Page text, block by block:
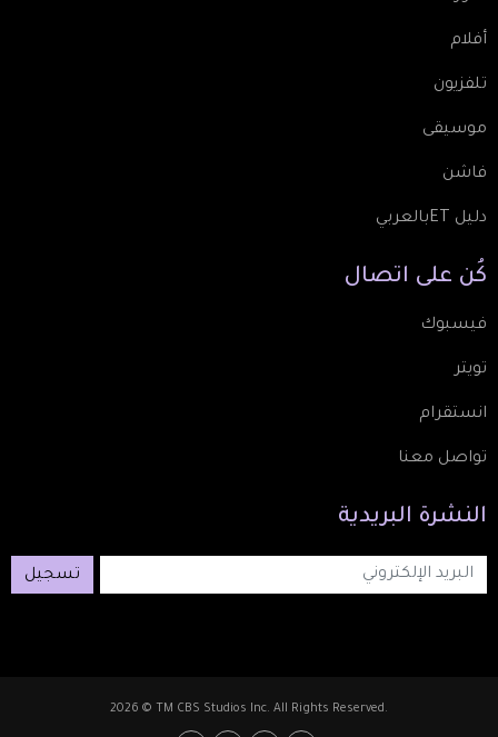
أفلام
تلفزيون
موسيقى
فاشن
دليل ETبالعربي
كُن على اتصال
فيسبوك
تويتر
انستقرام
تواصل معنا
النشرة البريدية
تسجيل
2026 © TM CBS Studios Inc. All Rights Reserved.